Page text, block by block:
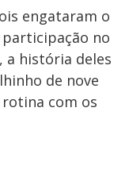
engataram o
no
a história deles
de nove
com os